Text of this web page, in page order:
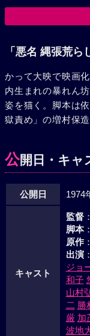
受けた盃を返上し
朝吉と貞は兄弟固
て、二人がかりで
が、長五郎の差し
に掴まった。この
れた。数日後、長
った。今は重病人
き連れて、密淫売
締は密かに、カポ
源八を半殺しにし
が来た。召集令状
たら勘当を許す、
正業につけ、と言
朝吉を見送ってい
が見えなくなるま
て、列車がトンネ
った。それは「
「悪名 縄張荒ら
かって大映で映画
内生まれの暴れん
姿を猫く。脚本は
獄責め」の増村保
公開日・キャ
公開日 1974
キャスト
監督：
脚本：
原作：
出演：
ジョ
和子
山村
二 勝
厳 加
波地